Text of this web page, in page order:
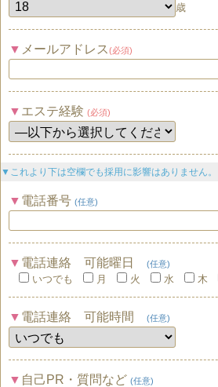
歳
メールアドレス (必須)
エステ経験 (必須)
▼これより下は空欄でも採用に影響はありません。
電話番号 (任意)
電話連絡 可能曜日 (任意)
いつでも 月 火 水 木
電話連絡 可能時間 (任意)
自己PR・質問など (任意)